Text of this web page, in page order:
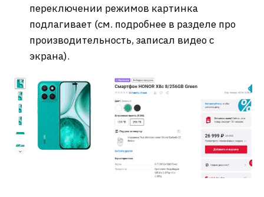
переключении режимов картинка
подлагивает (см. подробнее в разделе про
производительность, записал видео с
экрана).